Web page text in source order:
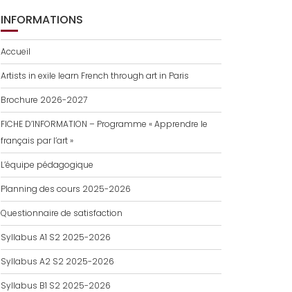
INFORMATIONS
Accueil
Artists in exile learn French through art in Paris
Brochure 2026-2027
FICHE D’INFORMATION – Programme « Apprendre le
français par l’art »
L’équipe pédagogique
Planning des cours 2025-2026
Questionnaire de satisfaction
Syllabus A1 S2 2025-2026
Syllabus A2 S2 2025-2026
Syllabus B1 S2 2025-2026